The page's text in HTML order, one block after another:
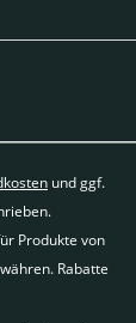
und ggf.
Produkte von
Rabatte